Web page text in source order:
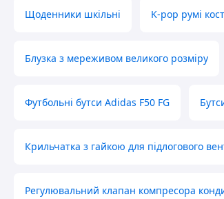
Щоденники шкільні K-pop румі
Блузка з мереживом великого розміру
Футбольні бутси Adidas F50 FG
Крильчатка з гайкою для підлогового
Регулювальний клапан компресора